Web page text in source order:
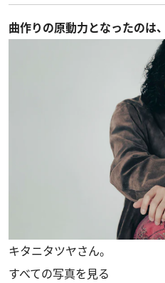
曲作りの原動力となったのは
キタニタツヤさん。
すべての写真を見る